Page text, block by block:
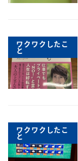
ワクワクしたこ
と
ワクワクしたこ
と